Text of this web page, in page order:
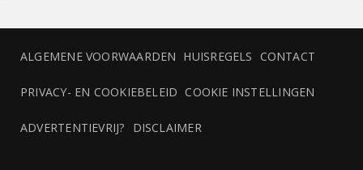
ALGEMENE VOORWAARDEN HUISREGELS CONTACT
PRIVACY- EN COOKIEBELEID COOKIE INSTELLINGEN
ADVERTENTIEVRIJ? DISCLAIMER